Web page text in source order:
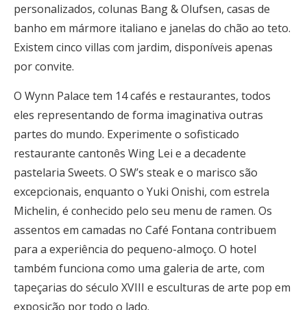
personalizados, colunas Bang & Olufsen, casas de
banho em mármore italiano e janelas do chão ao teto.
Existem cinco villas com jardim, disponíveis apenas
por convite.
O Wynn Palace tem 14 cafés e restaurantes, todos
eles representando de forma imaginativa outras
partes do mundo. Experimente o sofisticado
restaurante cantonês Wing Lei e a decadente
pastelaria Sweets. O SW’s steak e o marisco são
excepcionais, enquanto o Yuki Onishi, com estrela
Michelin, é conhecido pelo seu menu de ramen. Os
assentos em camadas no Café Fontana contribuem
para a experiência do pequeno-almoço. O hotel
também funciona como uma galeria de arte, com
tapeçarias do século XVIII e esculturas de arte pop em
exposição por todo o lado.